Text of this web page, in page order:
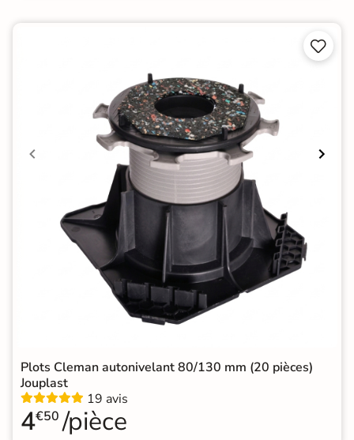


Plots Cleman autonivelant 80/130 mm (20 pièces)
Jouplast
19 avis
4€50 /pièce